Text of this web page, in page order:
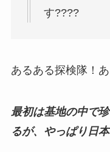
す????
あるある探検隊！
最初は基地の中で
るが、やっぱり日